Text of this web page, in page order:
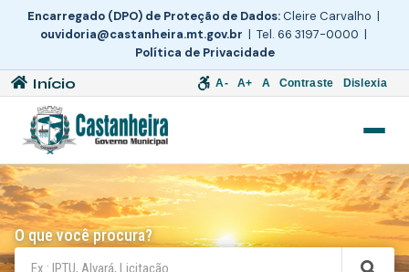
Encarregado (DPO) de Proteção de Dados:Cleire Carvalho |
ouvidoria@castanheira.mt.gov.br | Tel. 66 3197-0000 |
Política de Privacidade
Início A- A+ A Contraste Dislexia
O que você procura?